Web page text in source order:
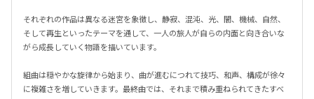
それぞれの作品は異なる迷宮を象徴し、静寂、混沌、光、闇、機械、自然、
そして再生といったテーマを通して、一人の旅人が自らの内面と向き合いな
がら成長していく物語を描いています。
組曲は穏やかな旋律から始まり、曲が進むにつれて技巧、和声、構成が徐々
に複雑さを増していきます。最終曲では、それまで積み重ねられてきたすべ